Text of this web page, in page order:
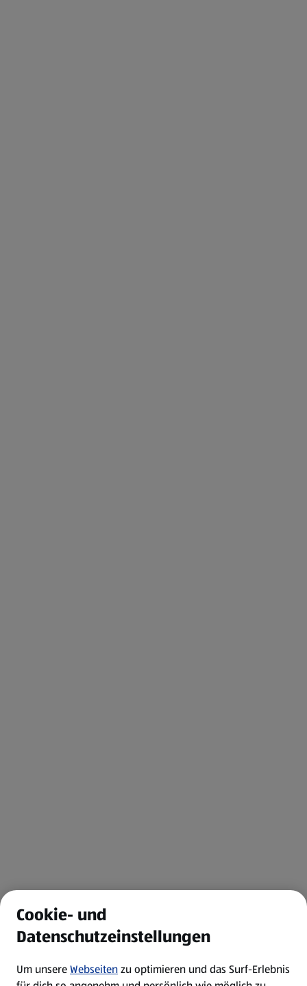
Cookie- und
Datenschutzeinstellungen
Um unsereWebseitenzu optimieren und das Surf-Erlebnis